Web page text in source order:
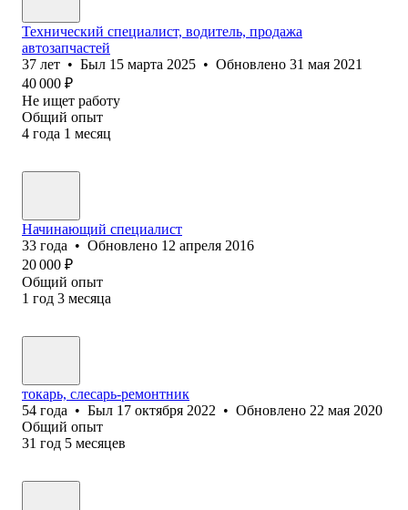
Технический специалист, водитель, продажа
автозапчастей
37 лет • Был 15 марта 2025 • Обновлено 31 мая 2021
40 000 ₽
Не ищет работу
Общий опыт
4 года 1 месяц
Начинающий специалист
33 года • Обновлено 12 апреля 2016
20 000 ₽
Общий опыт
1 год 3 месяца
токарь, слесарь-ремонтник
54 года • Был 17 октября 2022 • Обновлено 22 мая 2020
Общий опыт
31 год 5 месяцев